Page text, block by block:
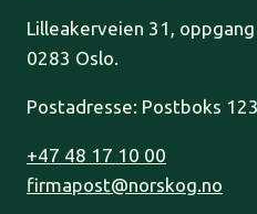
Lilleakerveien 31, oppgang
0283 Oslo.
Postadresse: Postboks
+47 48 17 10 00
firmapost@norskog.no